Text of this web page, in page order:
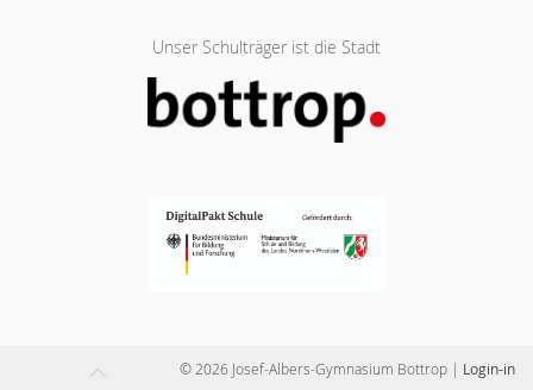
Unser Schulträger ist die Stadt
© 2026 Josef-Albers-Gymnasium Bottrop | Login-in